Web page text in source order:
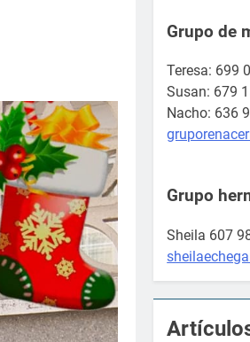
Grupo de
Teresa: 699
Susan: 679
Nacho: 636
Grupo
Sheila 607